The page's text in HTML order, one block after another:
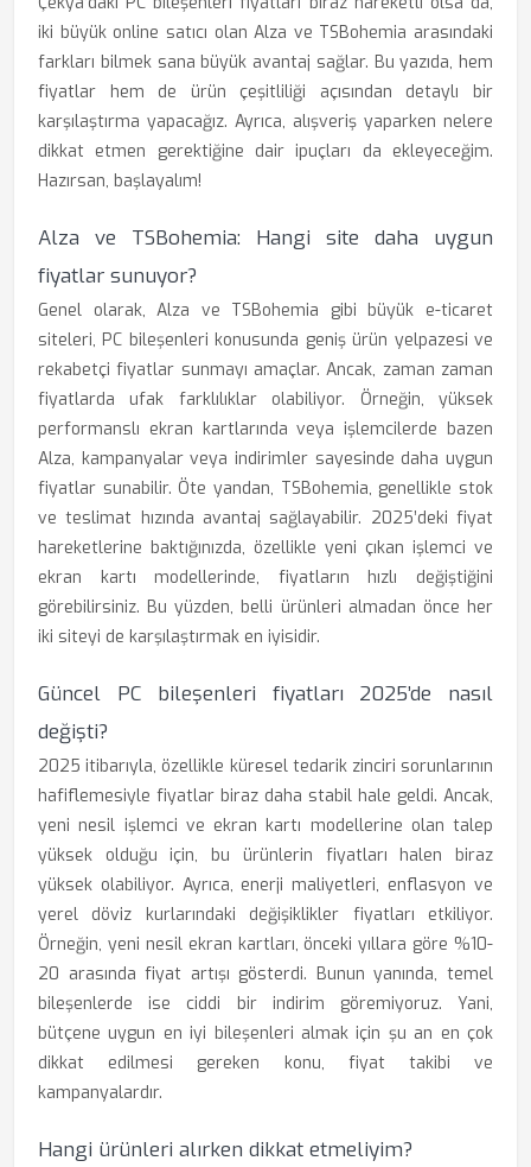
iki büyük online satıcı olan Alza ve TSBohemia arasındaki
farkları bilmek sana büyük avantaj sağlar. Bu yazıda, hem
fiyatlar hem de ürün çeşitliliği açısından detaylı bir
karşılaştırma yapacağız. Ayrıca, alışveriş yaparken nelere
dikkat etmen gerektiğine dair ipuçları da ekleyeceğim.
Hazırsan, başlayalım!
Alza ve TSBohemia: Hangi site daha uygun
fiyatlar sunuyor?
Genel olarak, Alza ve TSBohemia gibi büyük e-ticaret
siteleri, PC bileşenleri konusunda geniş ürün yelpazesi ve
rekabetçi fiyatlar sunmayı amaçlar. Ancak, zaman zaman
fiyatlarda ufak farklılıklar olabiliyor. Örneğin, yüksek
performanslı ekran kartlarında veya işlemcilerde bazen
Alza, kampanyalar veya indirimler sayesinde daha uygun
fiyatlar sunabilir. Öte yandan, TSBohemia, genellikle stok
ve teslimat hızında avantaj sağlayabilir. 2025’deki fiyat
hareketlerine baktığınızda, özellikle yeni çıkan işlemci ve
ekran kartı modellerinde, fiyatların hızlı değiştiğini
görebilirsiniz. Bu yüzden, belli ürünleri almadan önce her
iki siteyi de karşılaştırmak en iyisidir.
Güncel PC bileşenleri fiyatları 2025’de nasıl
değişti?
2025 itibarıyla, özellikle küresel tedarik zinciri sorunlarının
hafiflemesiyle fiyatlar biraz daha stabil hale geldi. Ancak,
yeni nesil işlemci ve ekran kartı modellerine olan talep
yüksek olduğu için, bu ürünlerin fiyatları halen biraz
yüksek olabiliyor. Ayrıca, enerji maliyetleri, enflasyon ve
yerel döviz kurlarındaki değişiklikler fiyatları etkiliyor.
Örneğin, yeni nesil ekran kartları, önceki yıllara göre %10-
20 arasında fiyat artışı gösterdi. Bunun yanında, temel
bileşenlerde ise ciddi bir indirim göremiyoruz. Yani,
bütçene uygun en iyi bileşenleri almak için şu an en çok
dikkat edilmesi gereken konu, fiyat takibi ve
kampanyalardır.
Hangi ürünleri alırken dikkat etmeliyim?